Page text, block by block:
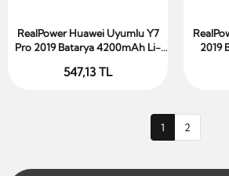
Sepete Ekle
RealPower Huawei Uyumlu Y7
Pro 2019 Batarya 4200mAh Li-
547,13 TL
2019
1 2